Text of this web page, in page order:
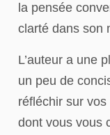
la pensée
clarté dans son
L’auteur a une
un peu de
réfléchir sur
dont vous vous